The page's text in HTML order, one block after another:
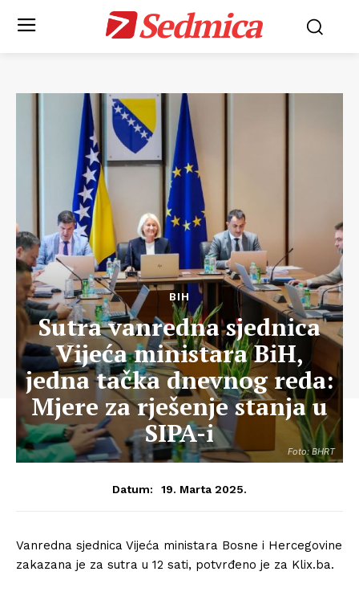
Sedmica
Foto: BHRT
BIH
Sutra vanredna sjednica
Vijeća ministara BiH,
jedna tačka dnevnog reda:
Mjere za rješenje stanja u
SIPA-i
Datum: 19. Marta 2025.
Vanredna sjednica Vijeća ministara Bosne i Hercegovine
zakazana je za sutra u 12 sati, potvrđeno je za Klix.ba.